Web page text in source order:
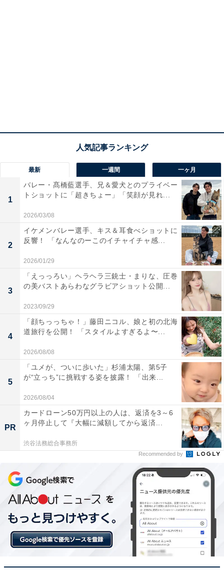
最新 一週間 一ヶ月
1
バレー・髙橋藍選手、兄＆愛犬とのプライベー
トショットに「超きちょー」「笑顔が見れ...
2026/03/08
2
イケメンバレー選手、キス＆耳食べショットに
反響！ 「なんなのーこのイチャイチャ感...
2026/01/29
3
「えっっろい」ヘラヘラ三銃士・まりな、圧巻
の美バストあらわなグラビアショット公開...
2023/09/29
4
「顔ちっっちゃ！」藤田ニコル、娘と初の北海
道旅行を公開！ 「スタイルよすぎるよ〜...
2026/08/08
5
「ユメが、ついに歩いた」杉浦太陽、第5子
が“立っち”に挑戦する姿を披露！ 「出来...
2026/08/04
PR
カードローン50万円以上の人は、返済を3～6
ヶ月停止して『大幅に減額してから返済...
渋谷法務総合事務所
Recommended by